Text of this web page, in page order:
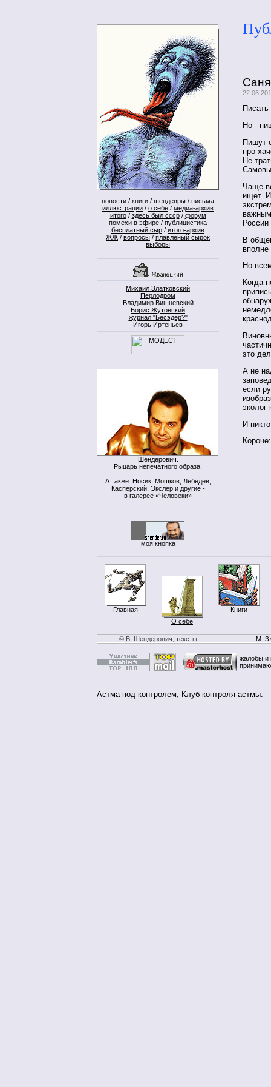
новости / книги / шендевры / письма
иллюстрации / о себе / медиа-архив
итого/ здесь был ссср/ форум
помехи в эфире / публицистика
бесплатный сыр / итого-архив
ЖЖ / вопросы / плавленый сырок
выборы
Михаил Златковский
Перлодром
Владимир Вишневский
Борис Жутовский
журнал "Бесэдер?"
Игорь Иртеньев
Шендерович.
Рыцарь непечатного образа.
А также: Носик, Мошков, Лебедев,
Касперский, Экслер и другие -
в галерее «Человеки»
моя кнопка
Но -
Пишут
про
Не
Чаще
ищет.
России
В
Но
Когда
это
А не
если
эколог
И
Главная
О себе
Книги
© В. Шендерович, тексты М.
жалобы и
Астма под контролем, Клуб контроля астмы.